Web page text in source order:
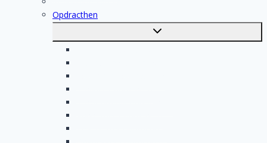
Opdracthen
Toggle